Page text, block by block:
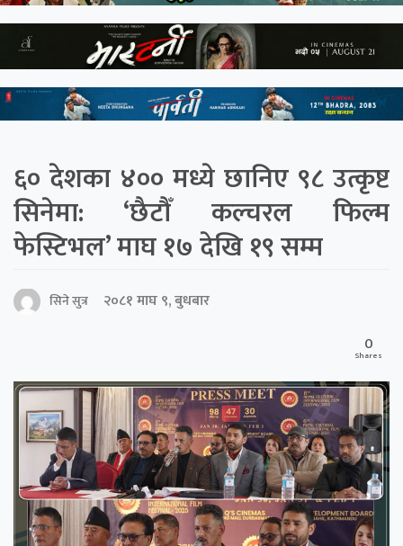
६० देशका ४०० मध्ये छानिए ९८ उत्कृष्ट
सिनेमा: ‘छैटौँ कल्चरल फिल्म
फेस्टिभल’ माघ १७ देखि १९ सम्म
सिने सुत्र
२०८१ माघ ९, बुधबार
0
Shares